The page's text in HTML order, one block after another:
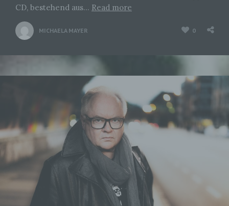
CD, bestehend aus… Read more
MICHAELA MAYER 0